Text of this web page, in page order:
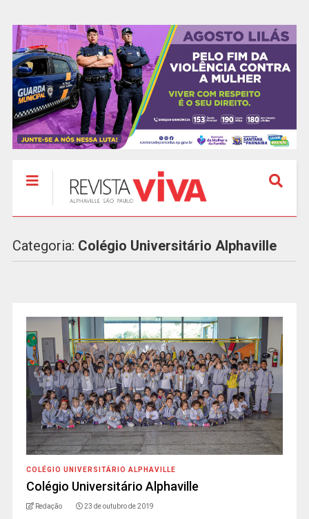
Categoria: Colégio Universitário Alphaville
COLÉGIO UNIVERSITÁRIO ALPHAVILLE
Colégio Universitário Alphaville
Redação 23 de outubro de 2019